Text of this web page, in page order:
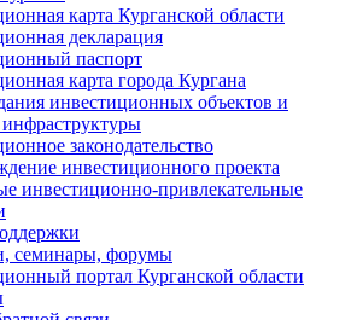
карта Курганской области
декларация
паспорт
карта города Кургана
инвестиционных объектов и
инфраструктуры
законодательство
инвестиционного проекта
инвестиционно-привлекательные
семинары, форумы
портал Курганской области